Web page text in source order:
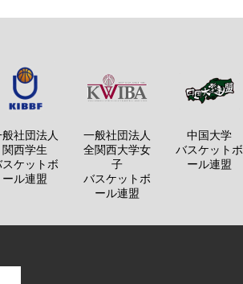
般社団法人
関西学生
スケットボ
ール連盟
一般社団法人
全関西大学女
子
バスケットボ
ール連盟
中国大学
バスケットボ
ール連盟